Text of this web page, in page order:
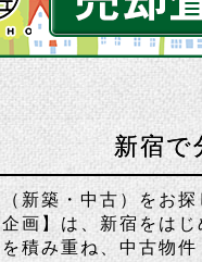
新宿で
新築・中古）をお
画】は、新宿をは
積み重ね、中古物